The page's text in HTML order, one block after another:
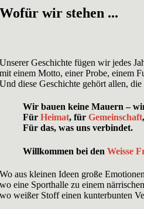
Wofür wir stehen ...
Unserer Geschichte fügen wir jedes
mit einem Motto, einer Probe, einem
Und diese Geschichte gehört allen,
Wir bauen keine Mauern –
FürHeimat, fürGemeinschaft
Für das, was uns verbindet.
Willkommen bei denWeisse
Wo aus kleinen Ideen große
wo eine Sporthalle zu einem
wo weißer Stoff einen kunterbunten